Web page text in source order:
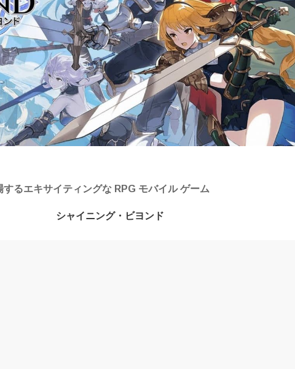
るエキサイティングな RPG モバイル ゲーム
シャイニング・ビヨンド